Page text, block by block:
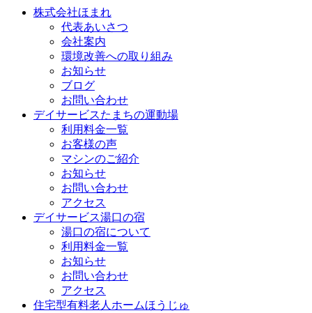
株式会社ほまれ
代表あいさつ
会社案内
環境改善への取り組み
お知らせ
ブログ
お問い合わせ
デイサービスたまちの運動場
利用料金一覧
お客様の声
マシンのご紹介
お知らせ
お問い合わせ
アクセス
デイサービス湯口の宿
湯口の宿について
利用料金一覧
お知らせ
お問い合わせ
アクセス
住宅型有料老人ホームほうじゅ